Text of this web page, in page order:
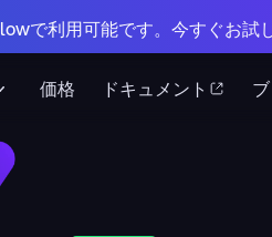
価格 ドキュメント
で利用可能です。今すぐお試